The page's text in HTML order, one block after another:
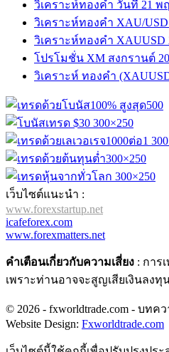
วิเคราะห์ทองคำ วันที่ 21
วิเคราะห์ทองคำ XAU/
วิเคราะห์ทองคำ
โปรโมชั่น XM สงกรานต์
วิเคราะห์ ทองคำ
เว็บไซต์แนะนำ :
www.forexstartup.net
icafeforex.com
www.forexmatters.net
คำเตือนเกี่ยวกับความเสี่ยง : การ
เพราะท่านอาจจะสูญเสียเงินลง
© 2026 - fxworldtrade.com - บทค
Website Design: Fxworldtrade.com